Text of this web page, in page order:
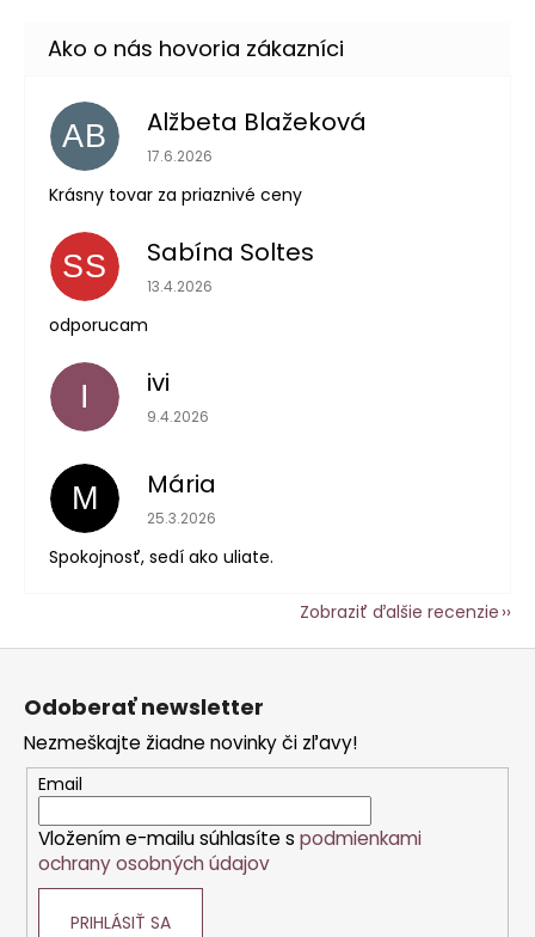
AB Alžbeta Blažeková
Hodnotenie obchodu je 5 z 5 hviezdičiek.
17.6.2026
Krásny tovar za priaznivé ceny
SS Sabína Soltes
Hodnotenie obchodu je 5 z 5 hviezdičiek.
13.4.2026
odporucam
I ivi
Hodnotenie obchodu je 5 z 5 hviezdičiek.
9.4.2026
M Mária
Hodnotenie obchodu je 5 z 5 hviezdičiek.
25.3.2026
Spokojnosť, sedí ako uliate.
Zobraziť ďalšie recenzie
Z
Odoberať newsletter
Nezmeškajte žiadne novinky či zľavy!
Email
Vložením e-mailu súhlasíte s podmienkami
ochrany osobných údajov
PRIHLÁSIŤ SA